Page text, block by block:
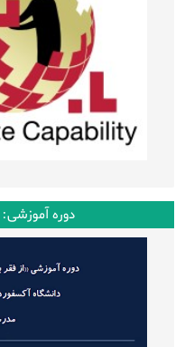
دوره آموزشی: